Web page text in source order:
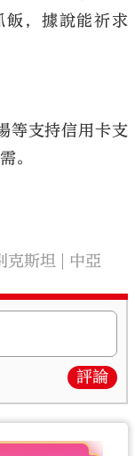
，據說能祈求
等支持信用卡支
。
克斯坦 中亞
評論